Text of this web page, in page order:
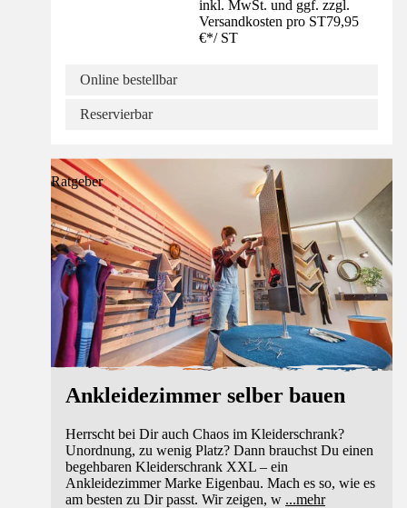
inkl. MwSt. und ggf. zzgl.
Versandkosten pro ST79,95
€*/ ST
Online bestellbar
Reservierbar
Ratgeber
Ankleidezimmer selber bauen
Herrscht bei Dir auch Chaos im Kleiderschrank?
Unordnung, zu wenig Platz? Dann brauchst Du einen
begehbaren Kleiderschrank XXL – ein
Ankleidezimmer Marke Eigenbau. Mach es so, wie es
am besten zu Dir passt. Wir zeigen, w ...mehr